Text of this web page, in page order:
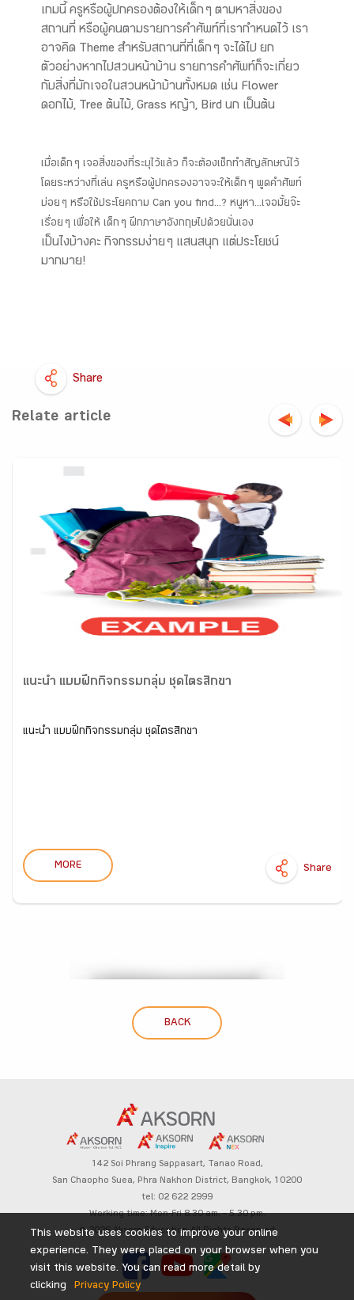
เกมนี้ ครูหรือผู้ปกครองต้องให้เด็ก ๆ ตามหาสิ่งของ
สถานที่ หรือผู้คนตามรายการคำศัพท์ที่เรากำหนดไว้ เรา
อาจคิด Theme สำหรับสถานที่ที่เด็ก ๆ จะได้ไป ยก
ตัวอย่างหากไปสวนหน้าบ้าน รายการคำศัพท์ก็จะเกี่ยว
กับสิ่งที่มักเจอในสวนหน้าบ้านทั้งหมด เช่น Flower
ดอกไม้, Tree ต้นไม้, Grass หญ้า, Bird นก เป็นต้น
เมื่อเด็ก ๆ เจอสิ่งของที่ระบุไว้แล้ว ก็จะต้องเช็กทำสัญลักษณ์ไว้
โดยระหว่างที่เล่น ครูหรือผู้ปกครองอาจจะให้เด็ก ๆ พูดคำศัพท์
บ่อย ๆ หรือใช้ประโยคถาม Can you find...? หนูหา...เจอมั้ยจ๊ะ
เรื่อย ๆ เพื่อให้ เด็ก ๆ ฝึกภาษาอังกฤษไปด้วยนั่นเอง
เป็นไงบ้างคะ กิจกรรมง่าย ๆ แสนสนุก แต่ประโยชน์
มากมาย!
Share
Relate article
แนะนำ แบบฝึกกิจกรรมกลุ่ม ชุดไตรสิกขา
แนะนำ แบบฝึกกิจกรรมกลุ่ม ชุดไตรสิกขา
MORE Share
BACK
142 Soi Phrang Sappasart, Tanao Road,
San Chaopho Suea, Phra Nakhon District, Bangkok, 10200
tel: 02 622 2999
Working time: Mon-Fri 8.30 am. – 5.30 pm.
© 2026 Aksorn Education All Rights Reserved
This website uses cookies to improve your online
experience. They were placed on your browser when you
visit this website. You can read more detail by
clicking
Privacy Policy